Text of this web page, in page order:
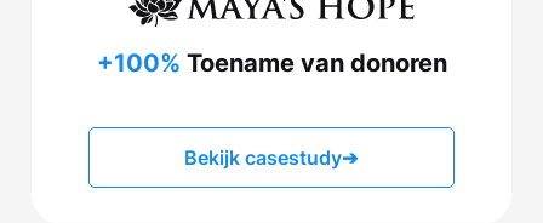
+100% Toename van donoren
Bekijk casestudy➔